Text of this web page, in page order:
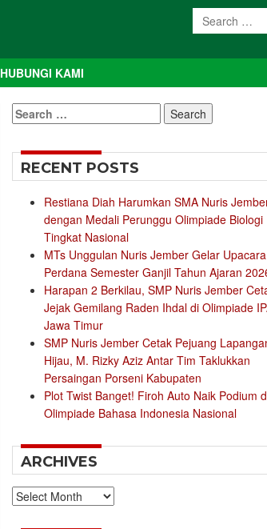
HUBUNGI KAMI
Search
for:
RECENT POSTS
Restiana Diah Harumkan SMA Nuris
dengan Medali Perunggu Olimpiade Biologi
Tingkat Nasional
MTs Unggulan Nuris Jember Gelar Upacara
Perdana Semester Ganjil Tahun Ajaran
Harapan 2 Berkilau, SMP Nuris Jember
Jejak Gemilang Raden Ihdal di Olimpiade
Jawa Timur
SMP Nuris Jember Cetak Pejuang
Hijau, M. Rizky Aziz Antar Tim Taklukkan
Persaingan Porseni Kabupaten
Plot Twist Banget! Firoh Auto Naik Podium
Olimpiade Bahasa Indonesia Nasional
ARCHIVES
Archives